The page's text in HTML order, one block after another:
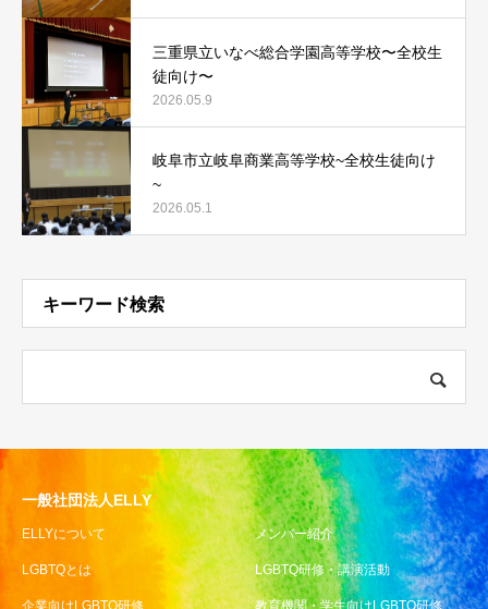
三重県立いなべ総合学園高等学校〜全校生
徒向け〜
2026.05.9
岐阜市立岐阜商業高等学校~全校生徒向け
~
2026.05.1
キーワード検索
一般社団法人ELLY
ELLYについて メンバー紹介
LGBTQとは LGBTQ研修・講演活動
企業向けLGBTQ研修 教育機関・学生向けLGBTQ研修